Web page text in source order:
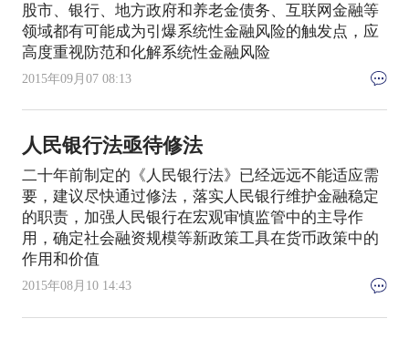
股市、银行、地方政府和养老金债务、互联网金融等
领域都有可能成为引爆系统性金融风险的触发点，应
高度重视防范和化解系统性金融风险
2015年09月07 08:13
人民银行法亟待修法
二十年前制定的《人民银行法》已经远远不能适应需
要，建议尽快通过修法，落实人民银行维护金融稳定
的职责，加强人民银行在宏观审慎监管中的主导作
用，确定社会融资规模等新政策工具在货币政策中的
作用和价值
2015年08月10 14:43